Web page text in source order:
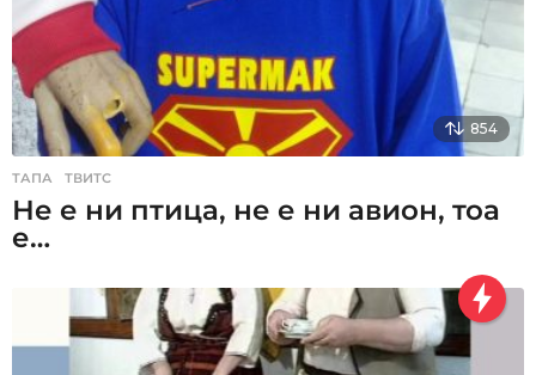
854
ТАПА ,ТВИТС
Не е ни птица, не е ни авион, тоа
е…